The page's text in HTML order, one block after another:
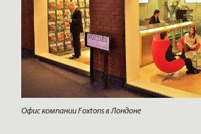
Офис компании Foxtons в Лондоне